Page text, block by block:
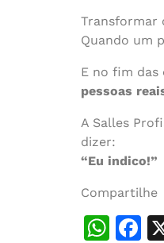
Transformar
Quando um
E no fim das
pessoas
A Salles
dizer:
“Eu indico!”
Compartilhe